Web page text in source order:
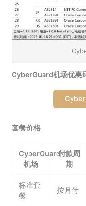
CyberGuard机场优惠
套餐价格
CyberGuard
机场
付款周
期
标准套
餐
按月付